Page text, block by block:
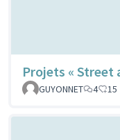
Projets « Street
GUYONNET
4 15